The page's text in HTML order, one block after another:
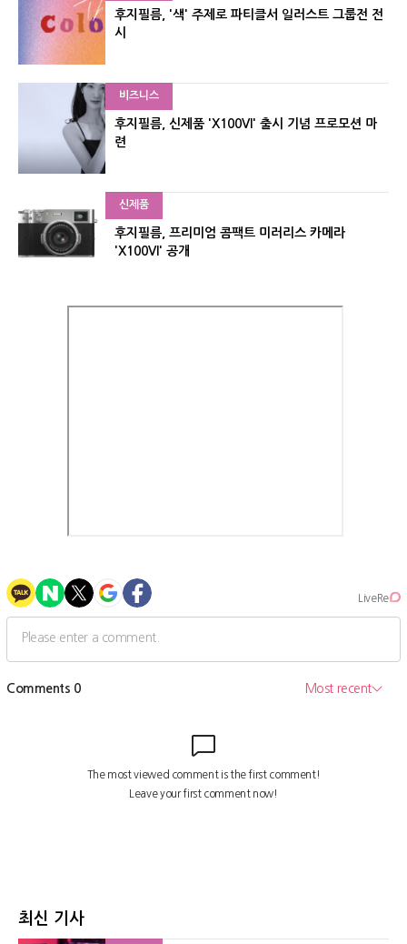
후지필름, '색' 주제로 파티클서 일러스트 그룹전 전
시
비즈니스
후지필름, 신제품 'X100VI' 출시 기념 프로모션 마
련
신제품
후지필름, 프리미엄 콤팩트 미러리스 카메라
'X100VI' 공개
최신 기사